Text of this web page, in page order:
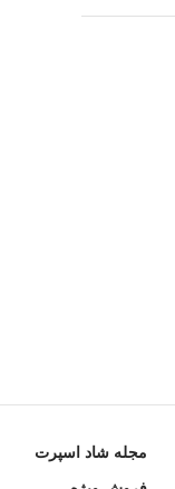
مجله شاد اسپرت